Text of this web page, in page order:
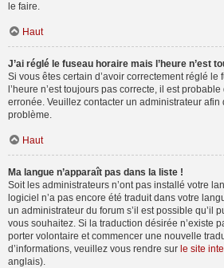
le faire.
Haut
J’ai réglé le fuseau horaire mais l’heure n’est
Si vous êtes certain d’avoir correctement réglé le
l’heure n’est toujours pas correcte, il est
erronée. Veuillez contacter un administrateur afin
problème.
Haut
Ma langue n’apparaît pas dans la liste !
Soit les administrateurs n’ont pas installé votre
logiciel n’a pas encore été traduit dans votre
un administrateur du forum s’il est possible qu’il
vous souhaitez. Si la traduction désirée n’existe
porter volontaire et commencer une nouvelle
d’informations, veuillez vous rendre sur le site
anglais).